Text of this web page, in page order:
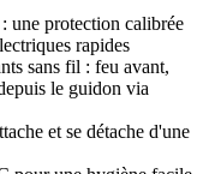
une protection calibrée
rapides
sans fil : feu avant,
le guidon via
et se détache d'une